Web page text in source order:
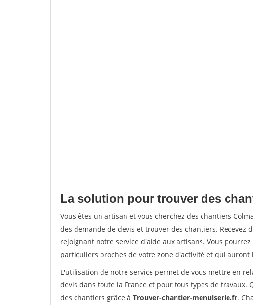
La solution pour trouver des
Vous êtes un artisan et vous cherchez des chantiers
des demande de devis et trouver des chantiers. Recevez
rejoignant notre service d'aide aux artisans. Vous
particuliers proches de votre zone d'activité et qui
L'utilisation de notre service permet de vous mettre en
devis dans toute la France et pour tous types de
des chantiers grâce à Trouver-chantier-menuiserie.fr.